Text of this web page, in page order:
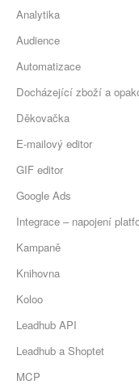
Analytika
Audience
Automatizace
Docházející zboží a
Děkovačka
E-mailový editor
GIF editor
Google Ads
Integrace – napojení
Kampaně
Knihovna
Koloo
Leadhub API
Leadhub a Shoptet
MCP